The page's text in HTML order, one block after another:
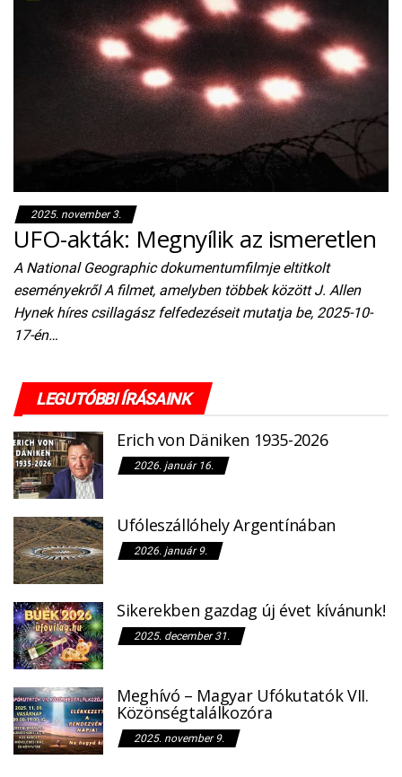
2025. november 3.
UFO-akták: Megnyílik az ismeretlen
A National Geographic dokumentumfilmje eltitkolt
eseményekről A filmet, amelyben többek között J. Allen
Hynek híres csillagász felfedezéseit mutatja be, 2025-10-
17-én…
LEGUTÓBBI ÍRÁSAINK
Erich von Däniken 1935-2026
2026. január 16.
Ufóleszállóhely Argentínában
2026. január 9.
Sikerekben gazdag új évet kívánunk!
2025. december 31.
Meghívó – Magyar Ufókutatók VII.
Közönségtalálkozóra
2025. november 9.